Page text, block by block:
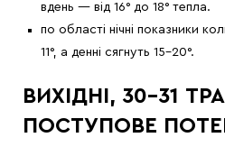
вдень — від 16° до 18° тепла.
по області нічні показники
11°, а денні сягнуть 15-20°.
ВИХІДНІ, 30–31
ПОСТУПОВЕ